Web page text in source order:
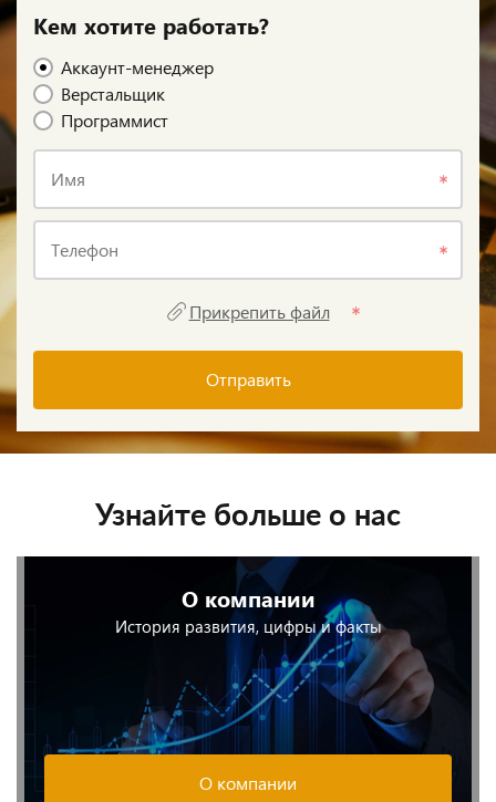
Кем хотите работать?
Аккаунт-менеджер
Верстальщик
Программист
Имя
Телефон
Прикрепить файл
Отправить
Узнайте больше о нас
О компании
История развития, цифры и факты
О компании